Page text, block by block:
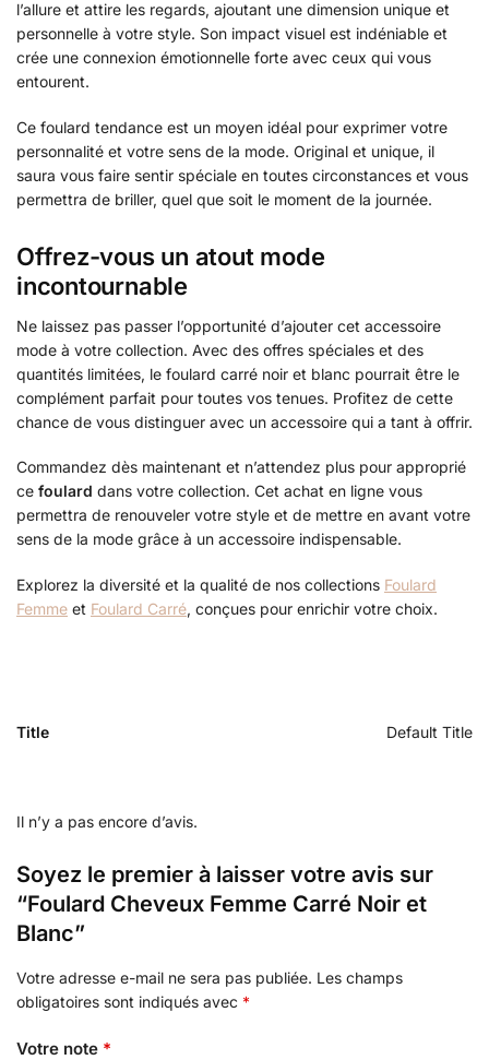
l’allure et attire les regards, ajoutant une dimension unique et
personnelle à votre style. Son impact visuel est indéniable et
crée une connexion émotionnelle forte avec ceux qui vous
entourent.
Ce foulard tendance est un moyen idéal pour exprimer votre
personnalité et votre sens de la mode. Original et unique, il
saura vous faire sentir spéciale en toutes circonstances et vous
permettra de briller, quel que soit le moment de la journée.
Offrez-vous un atout mode
incontournable
Ne laissez pas passer l’opportunité d’ajouter cet accessoire
mode à votre collection. Avec des offres spéciales et des
quantités limitées, le foulard carré noir et blanc pourrait être le
complément parfait pour toutes vos tenues. Profitez de cette
chance de vous distinguer avec un accessoire qui a tant à offrir.
Commandez dès maintenant et n’attendez plus pour approprié
ce foulard dans votre collection. Cet achat en ligne vous
permettra de renouveler votre style et de mettre en avant votre
sens de la mode grâce à un accessoire indispensable.
Explorez la diversité et la qualité de nos collections Foulard
Femme et Foulard Carré, conçues pour enrichir votre choix.
Title Default Title
Il n’y a pas encore d’avis.
Soyez le premier à laisser votre avis sur
“Foulard Cheveux Femme Carré Noir et
Blanc”
Votre adresse e-mail ne sera pas publiée. Les champs
obligatoires sont indiqués avec *
Votre note *